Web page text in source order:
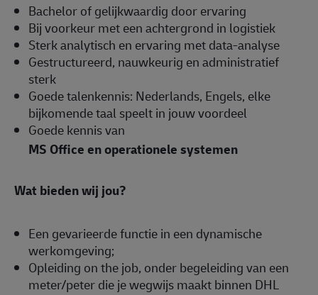
Bachelor of gelijkwaardig door ervaring
Bij voorkeur met een achtergrond in logistiek
Sterk analytisch en ervaring met data-analyse
Gestructureerd, nauwkeurig en administratief
sterk
Goede talenkennis: Nederlands, Engels, elke
bijkomende taal speelt in jouw voordeel
Goede kennis van
MS Office en operationele systemen
Wat bieden wij jou?
Een gevarieerde functie in een dynamische
werkomgeving;
Opleiding on the job, onder begeleiding van een
meter/peter die je wegwijs maakt binnen DHL